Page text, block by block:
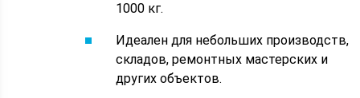
1000 кг.
Идеален для небольших производств,
складов, ремонтных мастерских и
других объектов.